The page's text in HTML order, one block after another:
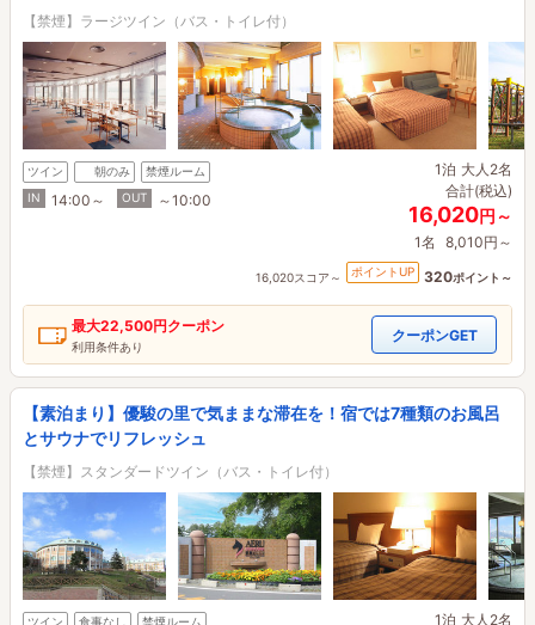
【禁煙】ラージツイン（バス・トイレ付）
ツイン 朝のみ
禁煙ルーム
IN
14:00～ OUT ～10:00
1泊 大人2名
合計(税込)
16,020円～
1名 8,010円～
16,020スコア～ ポイントUP 320ポイント～
最大22,500円クーポン
利用条件あり
クーポンGET
【素泊まり】優駿の里で気ままな滞在を！宿では7種類のお風呂
とサウナでリフレッシュ
【禁煙】スタンダードツイン（バス・トイレ付）
ツイン 食事なし
禁煙ルーム
1泊 大人2名